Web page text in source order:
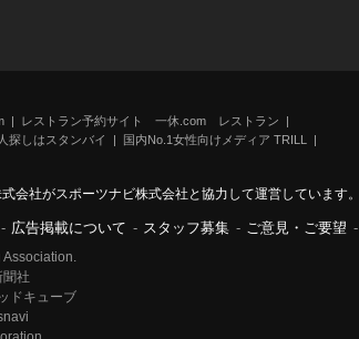
レストラン予約サイト 一休.com レストラン
探しはスタンバイ
国内No.1女性向けメディア TRILL
会社がスポーツナビ株式会社と協力して運営しています。
- 広告掲載について - スタッフ募集 - ご意見・ご要望 -
社
ドキューブ